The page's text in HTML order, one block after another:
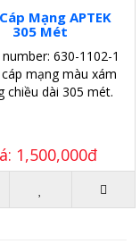
Mạng APTEK
305 Mét
630-1102-1
mạng màu xám.
chiều dài 305 mét.
1,500,000đ